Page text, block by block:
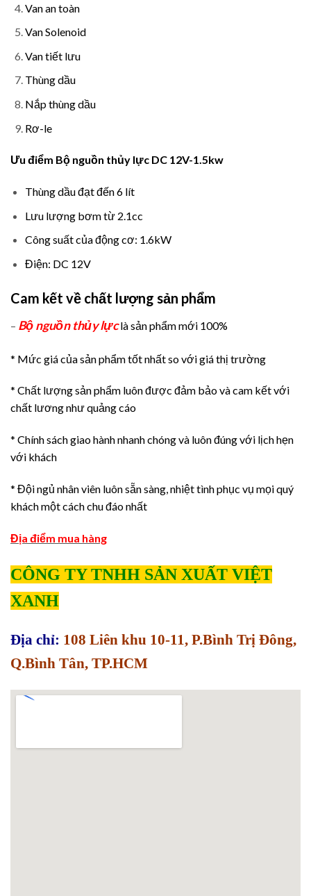
Van an toàn
Van Solenoid
Van tiết lưu
Thùng dầu
Nắp thùng dầu
Rơ-le
Ưu điểm Bộ nguồn thủy lực DC 12V-1.5kw
Thùng dầu đạt đến 6 lít
Lưu lượng bơm từ 2.1cc
Công suất của động cơ: 1.6kW
Điện: DC 12V
Cam kết về chất lượng sản phẩm
– Bộ nguồn thủy lựclà sản phẩm mới 100%
* Mức giá của sản phẩm tốt nhất so với giá thị trường
* Chất lượng sản phẩm luôn được đảm bảo và cam kết với
chất lương như quảng cáo
* Chính sách giao hành nhanh chóng và luôn đúng với lịch hẹn
với khách
* Đội ngủ nhân viên luôn sẵn sàng, nhiệt tình phục vụ mọi quý
khách một cách chu đáo nhất
Địa điểm mua hàng
CÔNG TY TNHH SẢN XUẤT VIỆT
XANH
Địa chỉ: 108 Liên khu 10-11, P.Bình Trị Đông,
Q.Bình Tân, TP.HCM